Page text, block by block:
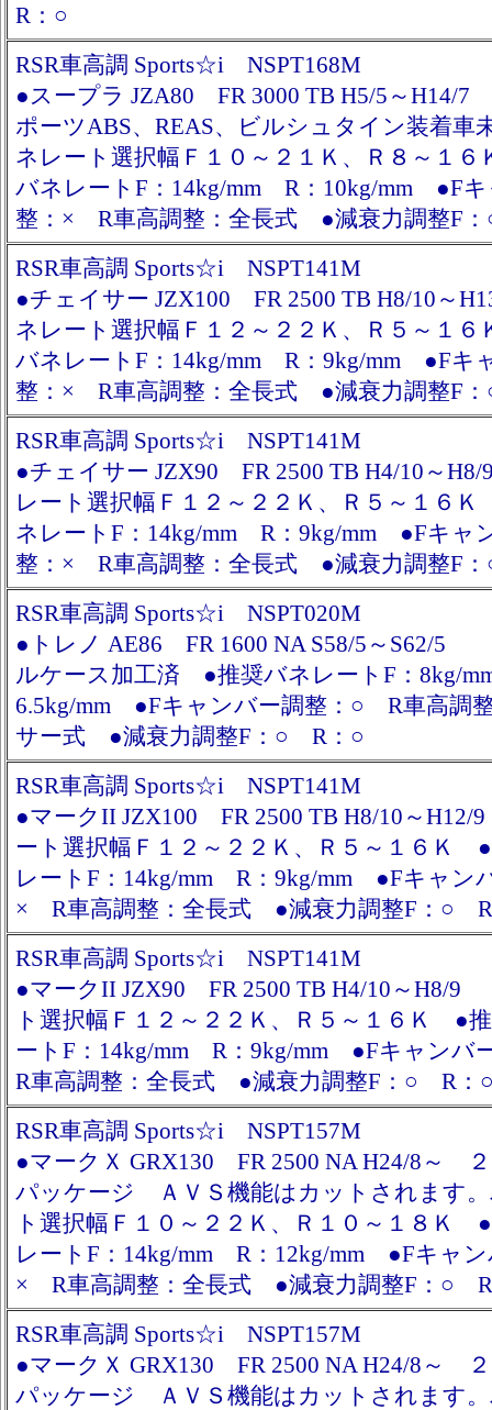
R：○
RSR車高調 Sports☆i NSPT168M
●スープラ JZA80 FR 3000 TB H5/5～H14/
ポーツABS、REAS、ビルシュタイン装着車
ネレート選択幅Ｆ１０～２１Ｋ、Ｒ８～１
バネレートF：14kg/mm R：10kg/mm ●Fキ
整：× R車高調整：全長式 ●減衰力調整F
RSR車高調 Sports☆i NSPT141M
●チェイサー JZX100 FR 2500 TB H8/10
ネレート選択幅Ｆ１２～２２Ｋ、Ｒ５～１
バネレートF：14kg/mm R：9kg/mm ●Fキ
整：× R車高調整：全長式 ●減衰力調整F
RSR車高調 Sports☆i NSPT141M
●チェイサー JZX90 FR 2500 TB H4/10～
レート選択幅Ｆ１２～２２Ｋ、Ｒ５～１６
ネレートF：14kg/mm R：9kg/mm ●Fキャ
整：× R車高調整：全長式 ●減衰力調整F
RSR車高調 Sports☆i NSPT020M
●トレノ AE86 FR 1600 NA S58/5～S62/5
ルケース加工済 ●推奨バネレートF：8kg/
6.5kg/mm ●Fキャンバー調整：○ R車高調
サー式 ●減衰力調整F：○ R：○
RSR車高調 Sports☆i NSPT141M
●マークII JZX100 FR 2500 TB H8/10～
ート選択幅Ｆ１２～２２Ｋ、Ｒ５～１６Ｋ
レートF：14kg/mm R：9kg/mm ●Fキャン
× R車高調整：全長式 ●減衰力調整F：○
RSR車高調 Sports☆i NSPT141M
●マークII JZX90 FR 2500 TB H4/10～H8/
ト選択幅Ｆ１２～２２Ｋ、Ｒ５～１６Ｋ ●
ートF：14kg/mm R：9kg/mm ●Fキャン
R車高調整：全長式 ●減衰力調整F：○ R：
RSR車高調 Sports☆i NSPT157M
●マークＸ GRX130 FR 2500 NA H24/8～
パッケージ ＡＶＳ機能はカットされます
ト選択幅Ｆ１０～２２Ｋ、Ｒ１０～１８Ｋ
レートF：14kg/mm R：12kg/mm ●Fキャン
× R車高調整：全長式 ●減衰力調整F：○
RSR車高調 Sports☆i NSPT157M
●マークＸ GRX130 FR 2500 NA H24/8～
パッケージ ＡＶＳ機能はカットされます